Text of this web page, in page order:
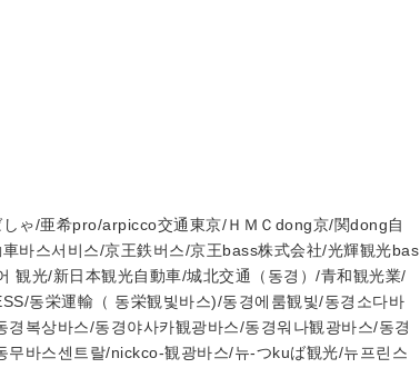
ゃ/亜希pro/arpicco交通東京/ＨＭＣdong京/関dong自
바스서비스/京王鉄버스/京王bass株式会社/光輝観光bas
光/新日本観光自動車/城北交通（동경）/青和観光業/
동栄運輸（ 동栄観빛바스)/동경에룸観빛/동경소다바
복상바스/동경야사카観광바스/동경워나観광바스/동경
바스센트랄/nickco-観광바스/뉴-つkuば観光/뉴프린스